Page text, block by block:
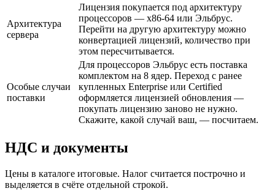
Архитектура
сервера
Лицензия покупается под архитектуру
процессоров — x86-64 или Эльбрус.
Перейти на другую архитектуру можно
конвертацией лицензий, количество при
этом пересчитывается.
Особые случаи
поставки
Для процессоров Эльбрус есть поставка
комплектом на 8 ядер. Переход с ранее
купленных Enterprise или Certified
оформляется лицензией обновления —
покупать лицензию заново не нужно.
Скажите, какой случай ваш, — посчитаем.
НДС и документы
Цены в каталоге итоговые. Налог считается построчно и
выделяется в счёте отдельной строкой.